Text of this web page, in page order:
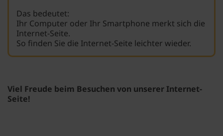
Das bedeutet:
Ihr Computer oder Ihr Smartphone merkt sich die
Internet-Seite.
So finden Sie die Internet-Seite leichter wieder.
Viel Freude beim Besuchen von unserer Internet-
Seite!